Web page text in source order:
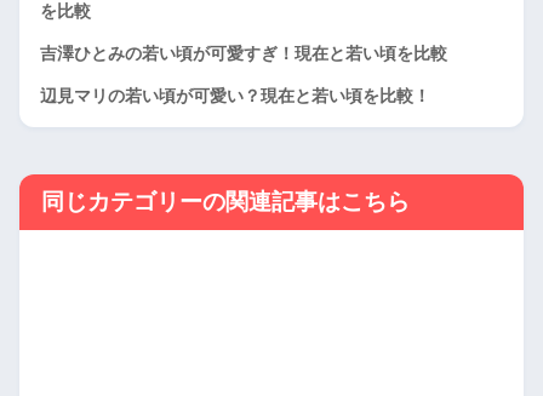
を比較
吉澤ひとみの若い頃が可愛すぎ！現在と若い頃を比較
辺見マリの若い頃が可愛い？現在と若い頃を比較！
同じカテゴリーの関連記事はこちら